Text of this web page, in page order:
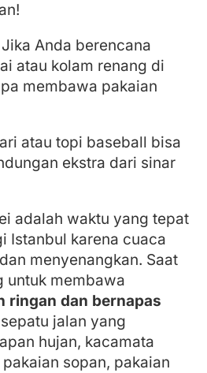
Anda berencana
atau kolam renang di
membawa pakaian
atau topi baseball bisa
ekstra dari sinar
adalah waktu yang tepat
Istanbul karena cuaca
menyenangkan. Saat
untuk membawa
ringan dan bernapas
jalan yang
hujan, kacamata
sopan, pakaian